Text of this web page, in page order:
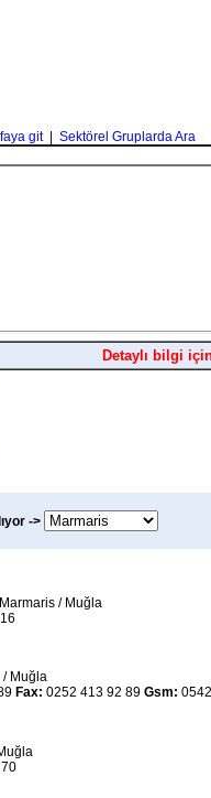
git| Sektörel Gruplarda Ara
Detaylı bilgi
->
/ Muğla
/ Muğla
Fax: 0252 413 92 89 Gsm: